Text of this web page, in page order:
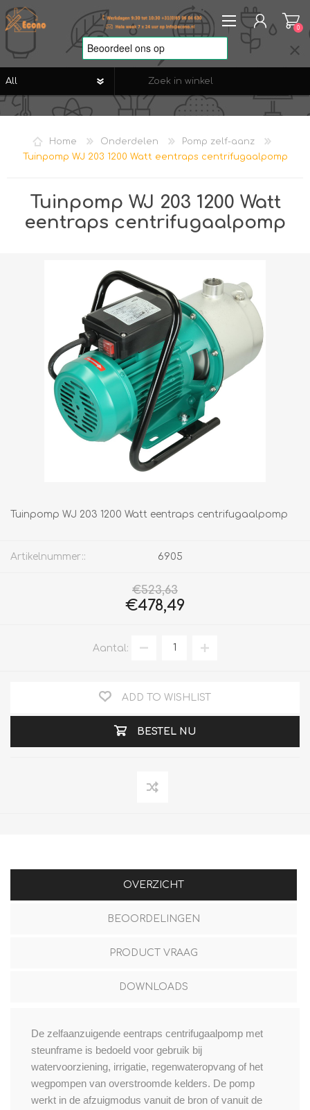
REGISTREREN
VERLANGLIJST
0
Home Onderdelen
Pomp zelf-aanz
Tuinpomp WJ 203 1200 Watt eentraps centrifugaalpomp
Tuinpomp WJ 203 1200 Watt
eentraps centrifugaalpomp
Tuinpomp WJ 203 1200 Watt eentraps centrifugaalpomp
Artikelnummer:: 6905
€523,63
€478,49
Aantal:
ADD TO WISHLIST
BESTEL NU
OVERZICHT
BEOORDELINGEN
PRODUCT VRAAG
DOWNLOADS
De zelfaanzuigende eentraps centrifugaalpomp met
steunframe is bedoeld voor gebruik bij
watervoorziening, irrigatie, regenwateropvang of het
wegpompen van overstroomde kelders. De pomp
werkt in de afzuigmodus vanuit de bron of vanuit de